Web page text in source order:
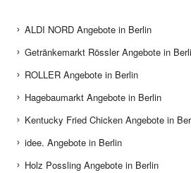
ALDI NORD Angebote in Berlin
Getränkemarkt Rössler Angebote in
ROLLER Angebote in Berlin
Hagebaumarkt Angebote in Berlin
Kentucky Fried Chicken Angebote in
idee. Angebote in Berlin
Holz Possling Angebote in Berlin